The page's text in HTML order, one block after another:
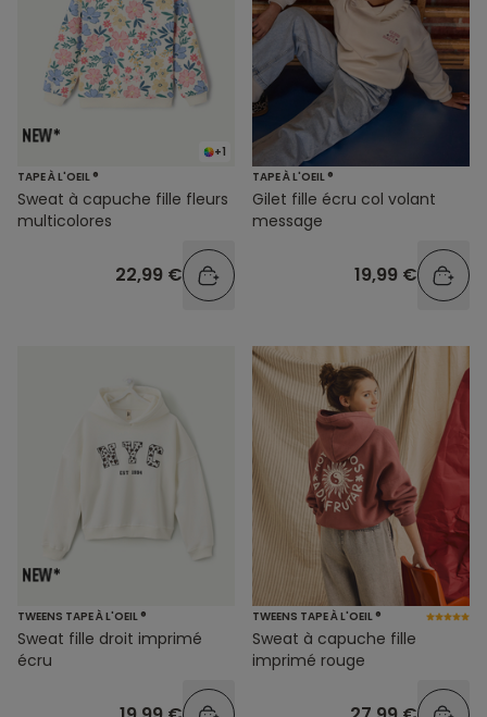
+1
TAPE À L'OEIL ®
Sweat à capuche fille fleurs
multicolores
22,99 €
TAPE À L'OEIL ®
Gilet fille écru col volant
message
19,99 €
TWEENS TAPE À L'OEIL ®
Sweat fille droit imprimé
écru
TWEENS TAPE À L'OEIL ®
Sweat à capuche fille
imprimé rouge